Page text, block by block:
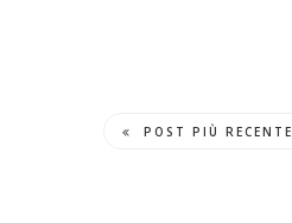
POST PIÙ RECENTE